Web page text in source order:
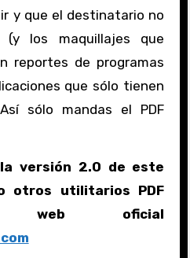
y que el destinatario no
(y los maquillajes que
reportes de programas
que sólo tienen
sólo mandas el PDF
versión 2.0 de este
otros utilitarios PDF
web oficial